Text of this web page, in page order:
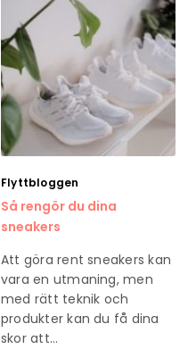
Flyttbloggen
Så rengör du dina
sneakers
Att göra rent sneakers kan
vara en utmaning, men
med rätt teknik och
produkter kan du få dina
skor att…